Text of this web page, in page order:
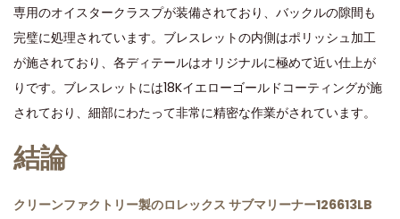
専用のオイスタークラスプが装備されており、バックルの隙間も
完璧に処理されています。ブレスレットの内側はポリッシュ加工
が施されており、各ディテールはオリジナルに極めて近い仕上が
りです。ブレスレットには18Kイエローゴールドコーティングが施
されており、細部にわたって非常に精密な作業がされています。
結論
クリーンファクトリー製のロレックス サブマリーナー126613LB